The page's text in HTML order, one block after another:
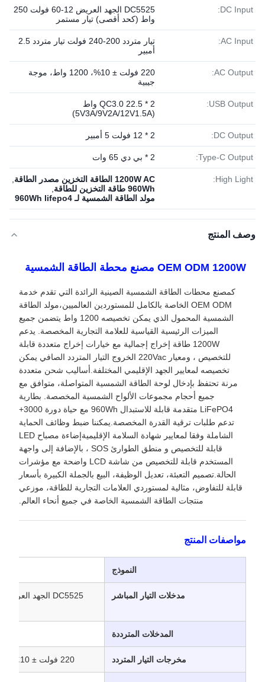
DC Input:
DC5525 الجهد العريض 12-60 فولت 250
واط (كحد أقصى) تيار مستمر
AC Input:
تيار متردد 200-240 فولت تيار متردد 2.5
أمبير
AC Output:
220 فولت ± 10%، 1200 واط، موجة
جيبية
USB Output:
2 * QC3.0 22.5 واط
(5V3A/9V2A/12V1.5A)
DC Output: 2 * 12 فولت 5 أمبير
Type-C Output: 2 * بي دي 65 وات
High Light: 1200W AC الطاقة التخزين مصدر الطاقة
960Wh طاقة التخزين للطاقة
مولد الطاقة الشمسية لـ 960Wh lifepo4
وصف المنتج
OEM ODM 1200W مصنع محطة الطاقة الشمسية
كمصنع محطات الطاقة الشمسية الصينية الرائدة التي تقدم خدمة
OEM ODM الخاصة بالكامل للمستوردين العالميين،مولد الطاقة
الشمسية المحمول الذي يمكن تخصيصه 1200 واط يتضمن جميع
الميزات الرئيسية القياسية للعلامة التجارية المخصصة. يدعم
1200W طاقة إخراج إجمالية مع خيارات إخراج متعددة قابلة
للتخصيص ، ومعيار 220Vac الخروج التيار المتردد الصافي يمكن
تخصيصه لمعايير الجهد الإقليمي المختلفة.أساليب شحن متعددة
مرنة تحتفظ بإدخال لوحة الطاقة الشمسية المتواصلة، متوافق مع
جميع أحجام مجموعات الألواح الشمسية المخصصة. بطارية
LiFePO4 متقدمة قابلة للاستبدال 960Wh مع حياة دورة 3000+
تدعم طلبات ترقية القدرة المخصصة.يمكننا ضبط وظائف الحماية
الشاملة وفقا لمعايير شهادة السلامة الإقليميةإضاءة مصباح LED
قابلة للتخصيص و منطق الطوارئ SOS ، بالإضافة إلى واجهة
المستخدم قابلة للتخصيص من شاشة LCD واضحة مع مؤشرات
الحالة.تصميم التعبئة، تعديل الوظيفة، البيع بالجملة الكبيرة بأسعار
قابلة للتفاوض، مثالية لمستوردي العلامات التجارية للطاقة، موزعي
منتجات الطاقة الشمسية الخاصة في جميع أنحاء العالم.
مواصفات المنتج
النموذج
مدخلات التيار المباشر
المدخلات المترددة
مخرجات التيار المتردد 220 فولت ± 10٪، 1200 واط، موجة الجانب السيني